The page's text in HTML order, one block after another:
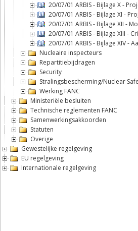
20/07/01 ARBIS - Bijlage X -
20/07/01 ARBIS - Bijlage XI -
20/07/01 ARBIS - Bijlage XII -
20/07/01 ARBIS - Bijlage XIII -
20/07/01 ARBIS - Bijlage XIV -
Nucleaire inspecteurs
Repartitiebijdragen
Security
Stralingsbescherming/Nuclear
Werking FANC
Ministeriële besluiten
Technische reglementen FANC
Samenwerkingsakkoorden
Statuten
Overige
Gewestelijke regelgeving
EU regelgeving
Internationale regelgeving